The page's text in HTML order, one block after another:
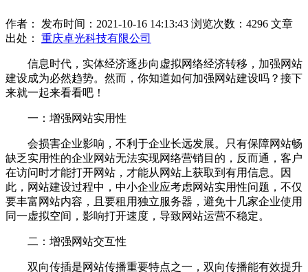
作者： 发布时间：2021-10-16 14:13:43 浏览次数：4296 文章
出处： 重庆卓光科技有限公司
信息时代，实体经济逐步向虚拟网络经济转移，加强网站
建设成为必然趋势。然而，你知道如何加强网站建设吗？接下
来就一起来看看吧！
一：增强网站实用性
会损害企业影响，不利于企业长远发展。只有保障网站畅
缺乏实用性的企业网站无法实现网络营销目的，反而通，客户
在访问时才能打开网站，才能从网站上获取到有用信息。因
此，网站建设过程中，中小企业应考虑网站实用性问题，不仅
要丰富网站内容，且要租用独立服务器，避免十几家企业使用
同一虚拟空间，影响打开速度，导致网站运营不稳定。
二：增强网站交互性
双向传插是网站传播重要特点之一，双向传播能有效提升